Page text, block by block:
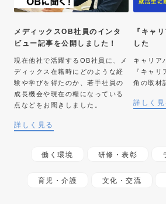
メディックスOB社員のインタ
ビュー記事を公開しました！
現在他社で活躍するOB社員に、メ
ディックス在籍時にどのような経
験や学びを得たのか、若手社員の
成長機会や現在の糧になっている
点などをお聞きしました。
詳しく見る
『キャ
した
キャリア
『キャ
角の取材
詳しく見
働く環境 研修・表彰
育児・介護 文化・交流